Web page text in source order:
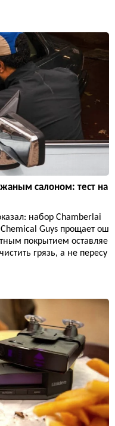
салоном: тест на
набор Chamberlai
Guys прощает ош
покрытием оставляе
грязь, а не пересу